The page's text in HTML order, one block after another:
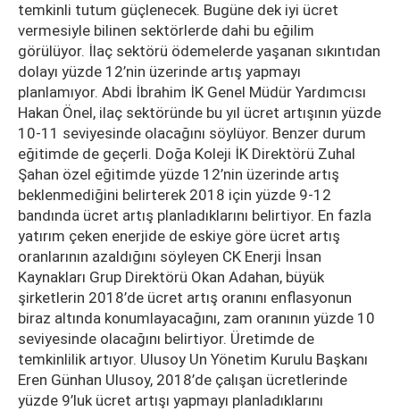
temkinli tutum güçlenecek. Bugüne dek iyi ücret
vermesiyle bilinen sektörlerde dahi bu eğilim
görülüyor. İlaç sektörü ödemelerde yaşanan sıkıntıdan
dolayı yüzde 12’nin üzerinde artış yapmayı
planlamıyor. Abdi İbrahim İK Genel Müdür Yardımcısı
Hakan Önel, ilaç sektöründe bu yıl ücret artışının yüzde
10-11 seviyesinde olacağını söylüyor. Benzer durum
eğitimde de geçerli. Doğa Koleji İK Direktörü Zuhal
Şahan özel eğitimde yüzde 12’nin üzerinde artış
beklenmediğini belirterek 2018 için yüzde 9-12
bandında ücret artış planladıklarını belirtiyor. En fazla
yatırım çeken enerjide de eskiye göre ücret artış
oranlarının azaldığını söyleyen CK Enerji İnsan
Kaynakları Grup Direktörü Okan Adahan, büyük
şirketlerin 2018’de ücret artış oranını enflasyonun
biraz altında konumlayacağını, zam oranının yüzde 10
seviyesinde olacağını belirtiyor. Üretimde de
temkinlilik artıyor. Ulusoy Un Yönetim Kurulu Başkanı
Eren Günhan Ulusoy, 2018’de çalışan ücretlerinde
yüzde 9’luk ücret artışı yapmayı planladıklarını